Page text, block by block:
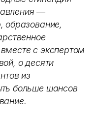
—
образование,
с экспертом
о десяти
из
больше шансов